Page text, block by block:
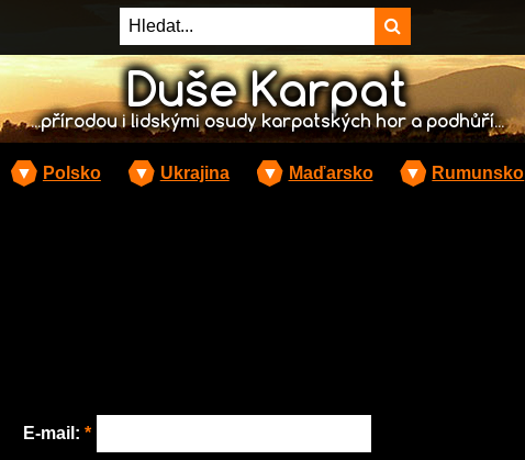
Duše Karpat
...přírodou i lidskými osudy karpatských hor a podhůří...
▼ Polsko ▼ Ukrajina ▼ Maďarsko ▼ Rumunsko
E-mail: *